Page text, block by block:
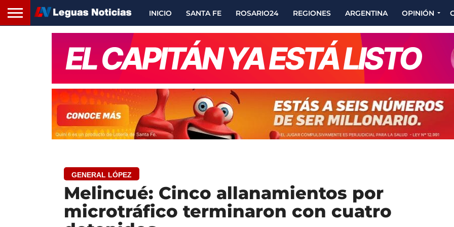
INICIO SANTA FE ROSARIO24 REGIONES ARGENTINA OPINIÓN
GENERAL LÓPEZ
Melincué: Cinco allanamientos por
microtráfico terminaron con cuatro